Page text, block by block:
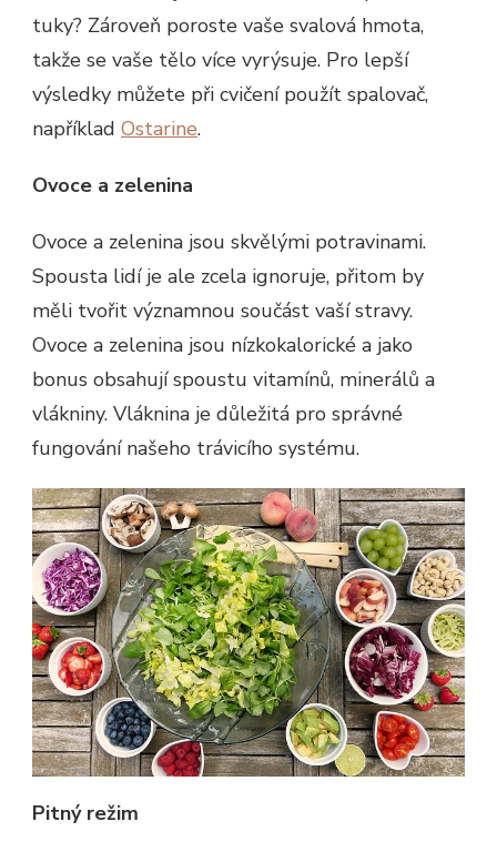
tuky? Zároveň poroste vaše svalová hmota,
takže se vaše tělo více vyrýsuje. Pro lepší
výsledky můžete při cvičení použít spalovač,
například Ostarine.
Ovoce a zelenina
Ovoce a zelenina jsou skvělými potravinami.
Spousta lidí je ale zcela ignoruje, přitom by
měli tvořit významnou součást vaší stravy.
Ovoce a zelenina jsou nízkokalorické a jako
bonus obsahují spoustu vitamínů, minerálů a
vlákniny. Vláknina je důležitá pro správné
fungování našeho trávicího systému.
Pitný režim